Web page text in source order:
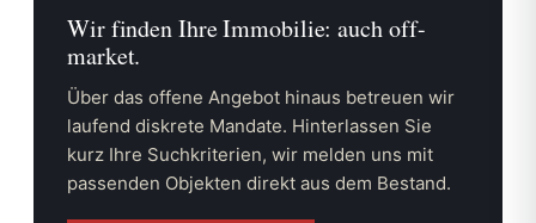
Wir finden Ihre Immobilie:auch off-
market.
Über das offene Angebot hinaus betreuen wir
laufend diskrete Mandate. Hinterlassen Sie
kurz Ihre Suchkriterien, wir melden uns mit
passenden Objekten direkt aus dem Bestand.